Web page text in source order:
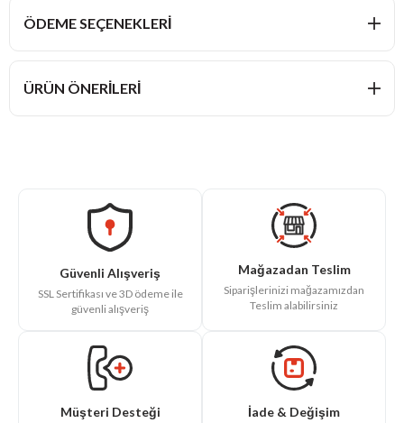
Kimler İçin: Genç Şefler
ÖDEME SEÇENEKLERI
ÜRÜN ÖNERILERI
Güvenli Alışveriş
SSL Sertifikası ve 3D ödeme ile
güvenli alışveriş
Mağazadan Teslim
Siparişlerinizi mağazamızdan
Teslim alabilirsiniz
Müşteri Desteği İade & Değişim